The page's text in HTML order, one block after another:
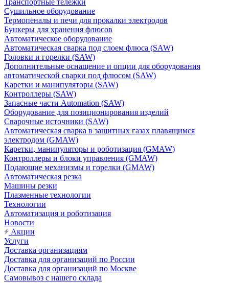
Транспортные тележки
Сушильное оборудование
Термопеналы и печи для прокалки электродов
Бункеры для хранения флюсов
Автоматическое оборудование
Автоматическая сварка под слоем флюса (SAW)
Головки и горелки (SAW)
Дополнительные оснащение и опции для оборудования
автоматической сварки под флюсом (SAW)
Каретки и манипуляторы (SAW)
Контроллеры (SAW)
Запасные части Automation (SAW)
Оборудование для позиционирования изделий
Сварочные источники (SAW)
Автоматическая сварка в защитных газах плавящимся
электродом (GMAW)
Каретки, манипуляторы и роботизация (GMAW)
Контроллеры и блоки управления (GMAW)
Подающие механизмы и горелки (GMAW)
Автоматическая резка
Машины резки
Плазменные технологии
Технологии
Автоматизация и роботизация
Новости
Акции
Услуги
Доставка организациям
Доставка для организаций по России
Доставка для организаций по Москве
Самовывоз с нашего склада